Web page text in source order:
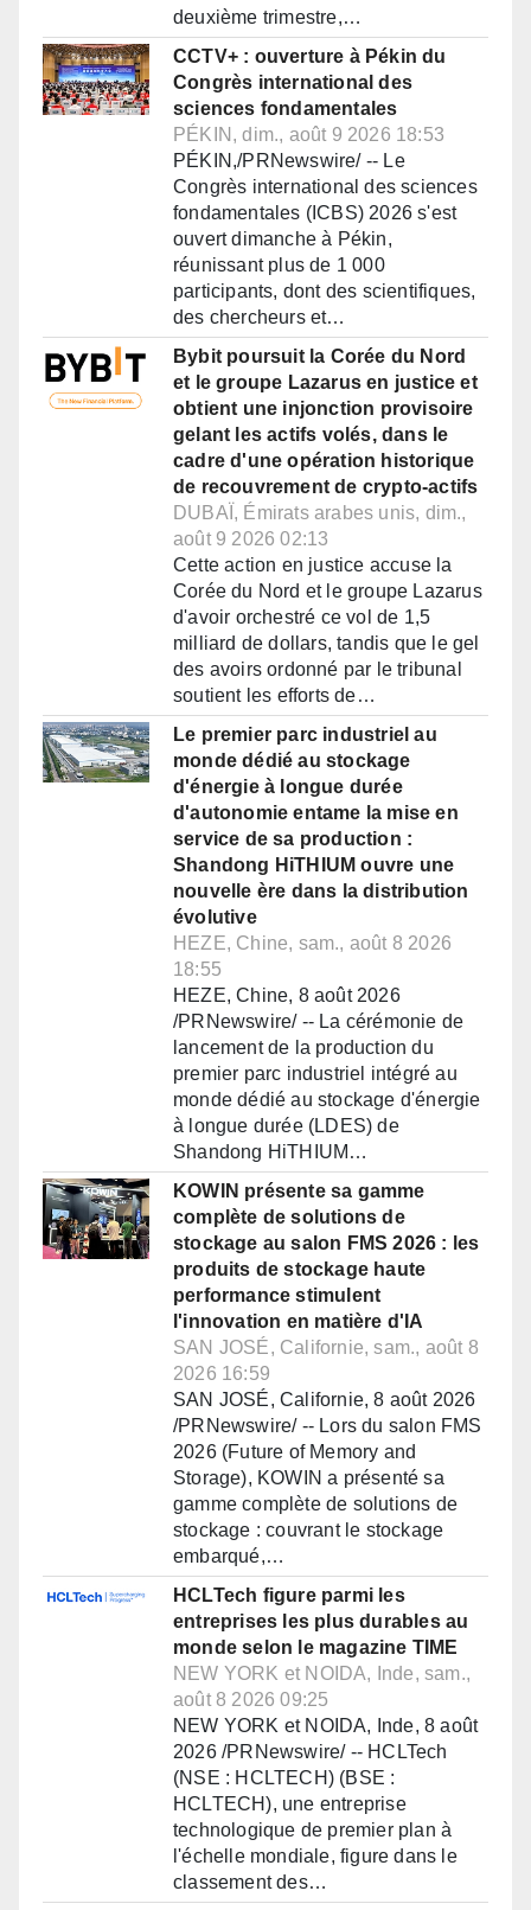
deuxième trimestre,…
CCTV+ : ouverture à Pékin du
Congrès international des
sciences fondamentales
PÉKIN, dim., août 9 2026 18:53
PÉKIN,/PRNewswire/ -- Le
Congrès international des sciences
fondamentales (ICBS) 2026 s'est
ouvert dimanche à Pékin,
réunissant plus de 1 000
participants, dont des scientifiques,
des chercheurs et…
Bybit poursuit la Corée du Nord
et le groupe Lazarus en justice et
obtient une injonction provisoire
gelant les actifs volés, dans le
cadre d'une opération historique
de recouvrement de crypto-actifs
DUBAÏ, Émirats arabes unis, dim.,
août 9 2026 02:13
Cette action en justice accuse la
Corée du Nord et le groupe Lazarus
d'avoir orchestré ce vol de 1,5
milliard de dollars, tandis que le gel
des avoirs ordonné par le tribunal
soutient les efforts de…
Le premier parc industriel au
monde dédié au stockage
d'énergie à longue durée
d'autonomie entame la mise en
service de sa production :
Shandong HiTHIUM ouvre une
nouvelle ère dans la distribution
évolutive
HEZE, Chine, sam., août 8 2026
18:55
HEZE, Chine, 8 août 2026
/PRNewswire/ -- La cérémonie de
lancement de la production du
premier parc industriel intégré au
monde dédié au stockage d'énergie
à longue durée (LDES) de
Shandong HiTHIUM…
KOWIN présente sa gamme
complète de solutions de
stockage au salon FMS 2026 : les
produits de stockage haute
performance stimulent
l'innovation en matière d'IA
SAN JOSÉ, Californie, sam., août 8
2026 16:59
SAN JOSÉ, Californie, 8 août 2026
/PRNewswire/ -- Lors du salon FMS
2026 (Future of Memory and
Storage), KOWIN a présenté sa
gamme complète de solutions de
stockage : couvrant le stockage
embarqué,…
HCLTech figure parmi les
entreprises les plus durables au
monde selon le magazine TIME
NEW YORK et NOIDA, Inde, sam.,
août 8 2026 09:25
NEW YORK et NOIDA, Inde, 8 août
2026 /PRNewswire/ -- HCLTech
(NSE : HCLTECH) (BSE :
HCLTECH), une entreprise
technologique de premier plan à
l'échelle mondiale, figure dans le
classement des…